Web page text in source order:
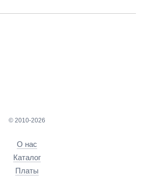
© 2010-2026
О нас
Каталог
Платы